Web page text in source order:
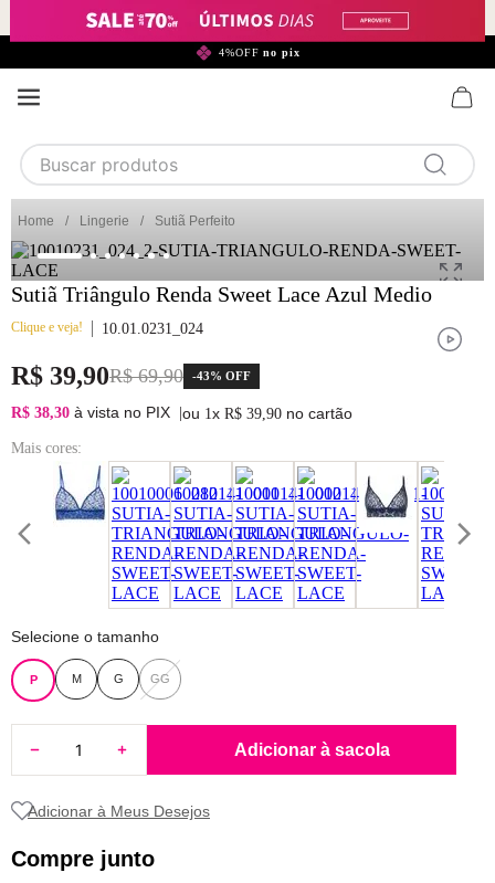
4%OFF no pix
Buscar produtos
1 calcinha
2 sutiã
camisola
renda
pijama
sutiã renda
Lingerie Sutiã Perfeito
Sutiã Triângulo Renda Sweet Lace Azul Medio
Clique e veja! 10.01.0231_024
R$ 39,90R$ 69,90 -43% OFF
R$ 38,30 à vista no PIX ou 1x R$ 39,90 no cartão
Mais cores:
Selecione o tamanho
P M G GG
Adicionar à sacola
Compre junto